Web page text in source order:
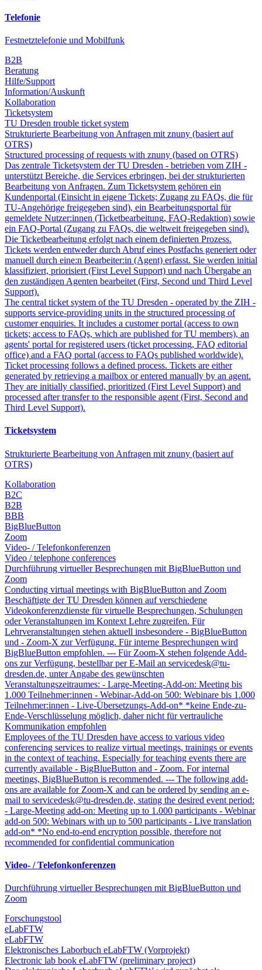
Telefonie
Festnetztelefonie und Mobilfunk
B2B
Beratung
Hilfe/Support
Information/Auskunft
Kollaboration
Ticketsystem
TU Dresden trouble ticket system
Strukturierte Bearbeitung von Anfragen mit znuny (basiert auf
OTRS)
Structured processing of requests with znuny (based on OTRS)
Das zentrale Ticketsystem der TU Dresden - betrieben vom ZIH -
unterstützt Bereiche, die Services erbringen, bei der strukturierten
Bearbeitung von Anfragen. Zum Ticketsystem gehören ein
Kundenportal (Einsicht in eigene Tickets; Zugang zu FAQs, die für
TU-Angehörige freigegeben sind), ein Bearbeitungsportal für
gemeldete Nutzer:innen (Ticketbearbeitung, FAQ-Redaktion) sowie
ein FAQ-Portal (Zugang zu FAQs, die weltweit freigegeben sind).
Die Ticketbearbeitung erfolgt nach einem definierten Prozess.
Tickets werden entweder durch Abruf eines Postfachs generiert oder
manuell durch eine:n Bearbeiter:in (Agent) erfasst. Sie werden initial
klassifiziert, priorisiert (First Level Support) und nach Übergabe an
den zuständigen Agenten bearbeitet (First, Second und Third Level
Support).
The central ticket system of the TU Dresden - operated by the ZIH -
supports service-providing units in the structured processing of
customer enquiries. It includes a customer portal (access to own
tickets; access to FAQs, which are published for TU members), an
agents' portal for registered users (ticket processing, FAQ editorial
office) and a FAQ portal (access to FAQs published worldwide).
Ticket processing follows a defined process. Tickets are either
generated by retrieving a mailbox or entered manually by an agent.
They are initially classified, prioritized (First Level Support) and
processed after transfer to the responsible agent (First, Second and
Third Level Support).
Ticketsystem
Strukturierte Bearbeitung von Anfragen mit znuny (basiert auf
OTRS)
Kollaboration
B2C
B2B
BBB
BigBlueButton
Zoom
Video- / Telefonkonferenzen
Video / telephone conferences
Durchführung virtueller Besprechungen mit BigBlueButton und
Zoom
Conducting virtual meetings with BigBlueButton and Zoom
Beschäftigte der TU Dresden können auf verschiedene
Videokonferenzdienste für virtuelle Besprechungen, Schulungen
oder Veranstaltungen im Kontext Lehre zugreifen. Für
Lehrveranstaltungen stehen aktuell insbesondere - BigBlueButton
und - Zoom-X zur Verfügung. Für interne Besprechungen wird
BigBlueButton empfohlen. --- Für Zoom-X stehen folgende Add-
ons zur Verfügung, bestellbar per E-Mail an servicedesk@tu-
dresden.de, unter Angabe des gewünschten
Veranstaltungszeitraumes: - Large-Meeting-Add-on: Meeting bis
1.000 Teilnehmer:innen - Webinar-Add-on 500: Webinare bis 1.000
Teilnehmer:innen - Live-Übersetzungs-Add-on* *keine Ende-zu-
Ende-Verschlüsselung möglich, daher nicht für vertrauliche
Kommunikation empfohlen
Employees of the TU Dresden have access to various video
conferencing services to realize virtual meetings, trainings or events
in the context of teaching. Especially for teaching events there are
currently available - BigBlueButton and - Zoom. For internal
meetings, BigBlueButton is recommended. --- The following add-
ons are available for Zoom-X and can be ordered by sending an e-
mail to servicedesk@tu-dresden.de, stating the desired event period:
- Large-Meeting add-on: Meeting up to 1.000 participants - Webinar
add-on 500: Webinars with up to 500 participants - Live translation
add-on* *No end-to-end encryption possible, therefore not
recommended for confidential communication
Video- / Telefonkonferenzen
Durchführung virtueller Besprechungen mit BigBlueButton und
Zoom
Forschungstool
eLabFTW
eLabFTW
Elektronisches Laborbuch eLabFTW (Vorprojekt)
Electronic lab book eLabFTW (preliminary project)